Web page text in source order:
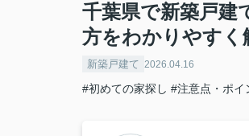
千葉県で新築戸建
方をわかりやすく
新築戸建て 2026.04.16
#初めての家探し #注意点・ポイ